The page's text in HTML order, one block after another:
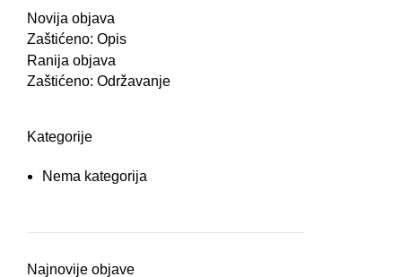
Novija objava
Zaštićeno: Opis
Ranija objava
Zaštićeno: Održavanje
Kategorije
Nema kategorija
Najnovije objave